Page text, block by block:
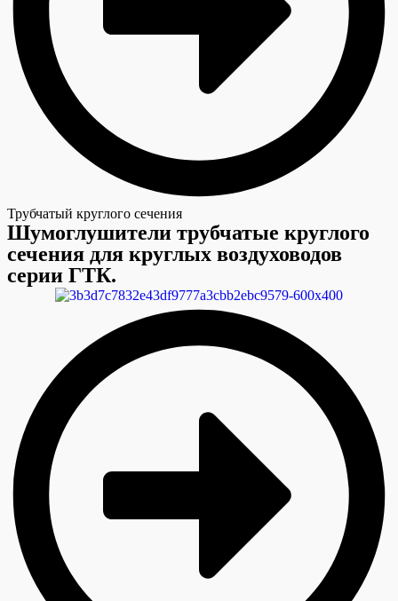
Трубчатый круглого сечения
Шумоглушители трубчатые круглого
сечения для круглых воздуховодов
серии ГТК.